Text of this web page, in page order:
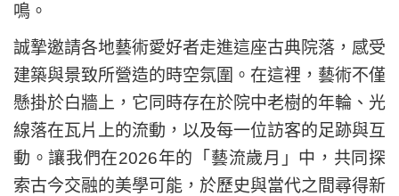
鳴。
誠摯邀請各地藝術愛好者走進這座古典院落，感受
建築與景致所營造的時空氛圍。在這裡，藝術不僅
懸掛於白牆上，它同時存在於院中老樹的年輪、光
線落在瓦片上的流動，以及每一位訪客的足跡與互
動。讓我們在2026年的「藝流歲月」中，共同探
索古今交融的美學可能，於歷史與當代之間尋得新